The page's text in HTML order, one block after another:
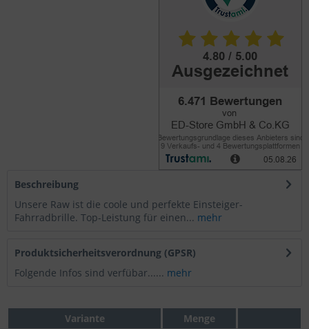
Beschreibung
Unsere Raw ist die coole und perfekte Einsteiger-
Fahrradbrille. Top-Leistung für einen... mehr
Produktsicherheitsverordnung (GPSR)
Folgende Infos sind verfübar...... mehr
Variante
Menge